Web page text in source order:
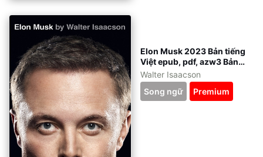
Elon Musk 2023 Bản tiếng
Việt epub, pdf, azw3 Bản
dịch siu mượt
Walter Isaacson
Song ngữ
Premium